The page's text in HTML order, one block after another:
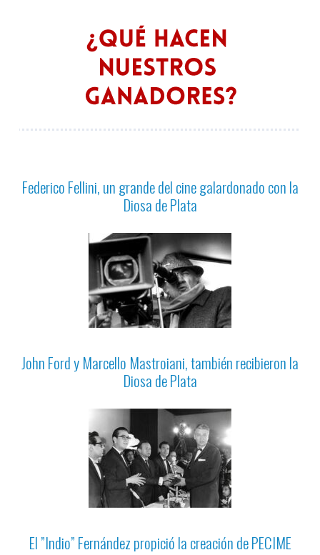
Federico Fellini, un grande del cine galardonado con la
Diosa de Plata
John Ford y Marcello Mastroiani, también recibieron la
Diosa de Plata
El ”Indio” Fernández propició la creación de PECIME